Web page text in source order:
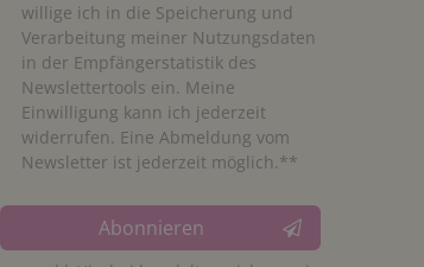
willige ich in die Speicherung und
Verarbeitung meiner Nutzungsdaten
in der Empfängerstatistik des
Newslettertools ein. Meine
Einwilligung kann ich jederzeit
widerrufen. Eine Abmeldung vom
Newsletter ist jederzeit möglich.**
Abonnieren